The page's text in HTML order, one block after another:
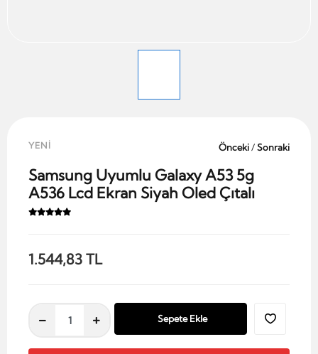
YENİ Önceki/Sonraki
Samsung Uyumlu Galaxy A53 5g
A536 Lcd Ekran Siyah Oled Çıtalı
1.544,83 TL
Sepete Ekle